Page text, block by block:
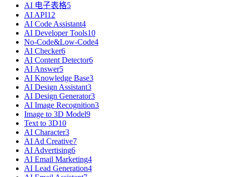
AI 电子表格5
AI API12
AI Code Assistant4
AI Developer Tools10
No-Code&Low-Code4
AI Checker6
AI Content Detector6
AI Answer5
AI Knowledge Base3
AI Design Assistant3
AI Design Generator3
AI Image Recognition3
Image to 3D Model9
Text to 3D10
AI Character3
AI Ad Creative7
AI Advertising6
AI Email Marketing4
AI Lead Generation4